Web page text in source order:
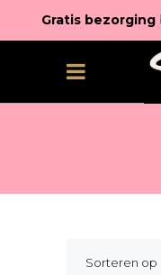
Gratis bezorging
Sorteren op